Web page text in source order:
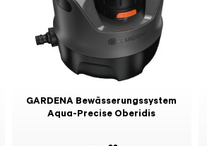
GARDENA Bewässerungssystem
Aqua-Precise Oberidis